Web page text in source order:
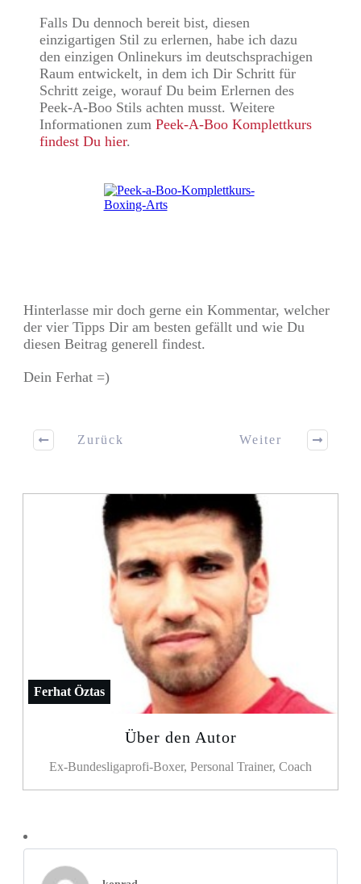
Falls Du dennoch bereit bist, diesen
einzigartigen Stil zu erlernen, habe ich dazu
den einzigen Onlinekurs im deutschsprachigen
Raum entwickelt, in dem ich Dir Schritt für
Schritt zeige, worauf Du beim Erlernen des
Peek-A-Boo Stils achten musst. Weitere
Informationen zum Peek-A-Boo Komplettkurs
findest Du hier.
Hinterlasse mir doch gerne ein Kommentar, welcher
der vier Tipps Dir am besten gefällt und wie Du
diesen Beitrag generell findest.
Dein Ferhat =)
Zurück Weiter
Ferhat Öztas
Über den Autor
Ex-Bundesligaprofi-Boxer, Personal Trainer, Coach